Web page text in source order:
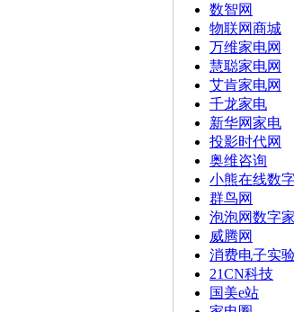
数智网
物联网商城
万维家电网
慧聪家电网
艾肯家电网
千龙家电
新华网家电
投影时代网
奥维咨询
小熊在线数
群鸟网
泡泡网数字
威腾网
消费电子实
21CN科技
国美e站